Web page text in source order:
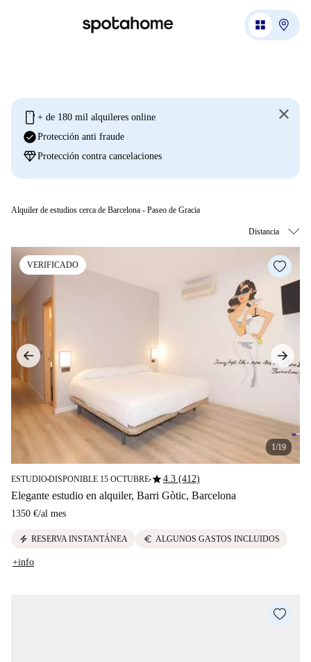
mobile + de 180 mil alquileres online
check_circleProtección anti fraude
diamondProtección contra cancelaciones
Alquiler de estudios cerca de Barcelona - Paseo de Gracia
VERIFICADO
1/19
ESTUDIO■DISPONIBLE 15 OCTUBRE■star4.3 (412)
Elegante estudio en alquiler, Barri Gòtic, Barcelona
1350 €/al mes
electric_bolt RESERVA INSTANTÁNEA euro ALGUNOS GASTOS INCLUIDOS
+info